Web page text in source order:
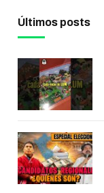
Últimos posts